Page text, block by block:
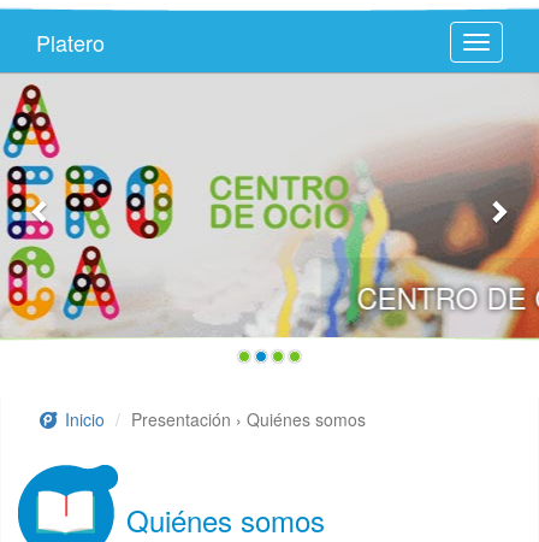
Toggle
Platero
CENTRO DE OCIO PLATEROTECA
Inicio Presentación › Quiénes somos
Quiénes somos